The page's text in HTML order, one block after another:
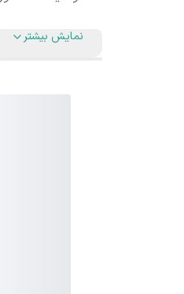
نمایش بیشتر